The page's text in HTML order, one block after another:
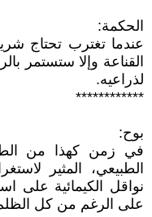
الحكمة:
عندما تغترب تحتاج
القناعة وإلا ستستمر
لذراعيه.
************
بوح:
في زمن كهذا من
الطبيعي، المثير
نواقل الكيمائية على
على الرغم من كل